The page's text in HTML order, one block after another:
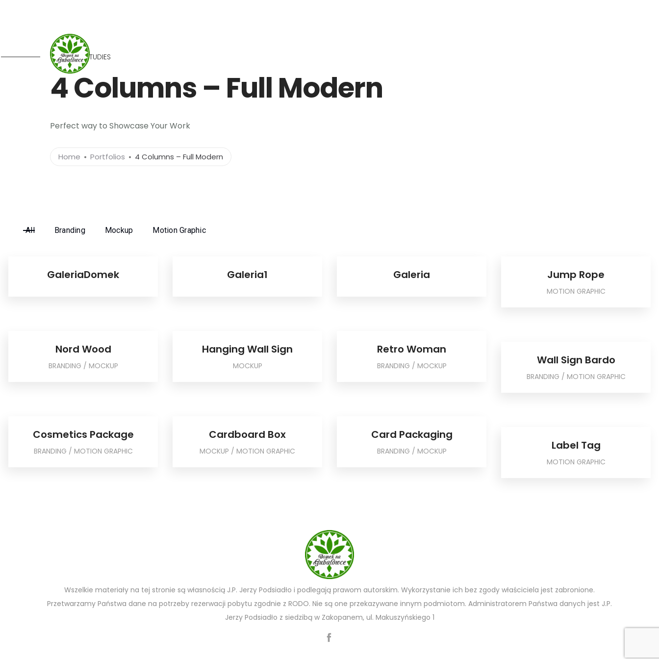
OUR CASE STUDIES
4 Columns – Full Modern
Perfect way to Showcase Your Work
Home Portfolios 4 Columns – Full Modern
All Branding Mockup Motion Graphic
GaleriaDomek Galeria1 Galeria Jump Rope
MOTION GRAPHIC
Nord Wood
BRANDING / MOCKUP
Hanging Wall Sign
MOCKUP
Retro Woman
BRANDING / MOCKUP Wall Sign Bardo
BRANDING / MOTION GRAPHIC
Cosmetics Package
BRANDING / MOTION GRAPHIC
Cardboard Box
MOCKUP / MOTION GRAPHIC
Card Packaging
BRANDING / MOCKUP Label Tag
MOTION GRAPHIC
Wszelkie materiały na tej stronie są własnością J.P. Jerzy Podsiadło i podlegają prawom autorskim. Wykorzystanie ich bez zgody właściciela jest zabronione.
Przetwarzamy Państwa dane na potrzeby rezerwacji pobytu zgodnie z RODO. Nie są one przekazywane innym podmiotom. Administratorem Państwa danych jest J.P.
Jerzy Podsiadło z siedzibą w Zakopanem, ul. Makuszyńskiego 1